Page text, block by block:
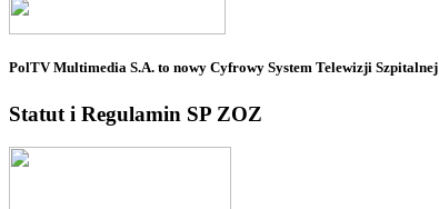
PolTV Multimedia S.A. to nowy Cyfrowy System Telewizji Szpitalnej
Statut i Regulamin SP ZOZ